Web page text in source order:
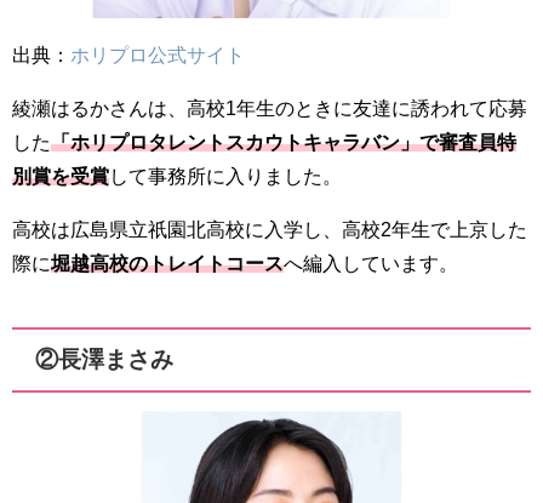
出典： ホリプロ公式サイト
綾瀬はるかさんは、高校1年生のときに友達に誘われて応募
した「ホリプロタレントスカウトキャラバン」で審査員特
別賞を受賞して事務所に入りました。
高校は広島県立祇園北高校に入学し、高校2年生で上京した
際に堀越高校のトレイトコースへ編入しています。
②長澤まさみ